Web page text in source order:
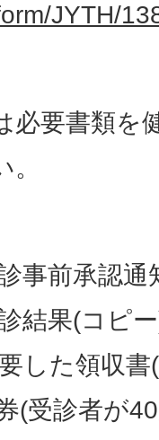
JYTH/
必要書類を
事前承認通
結果(コピ
した領収
(受診者が